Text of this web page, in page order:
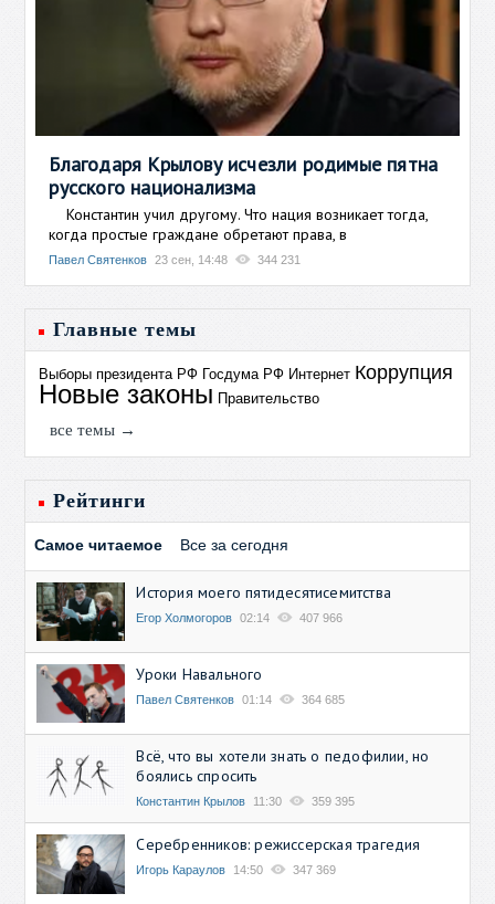
Благодаря Крылову исчезли родимые пятна
русского национализма
Константин учил другому. Что нация возникает тогда,
когда простые граждане обретают права, в
Павел Святенков 23 сен, 14:48 344 231
Главные темы
Выборы президента РФ Госдума РФ Интернет Коррупция
Новые законы Правительство
все темы →
Рейтинги
Самое читаемое Все за сегодня
История моего пятидесятисемитства
Егор Холмогоров 02:14 407 966
Уроки Навального
Павел Святенков 01:14 364 685
Всё, что вы хотели знать о педофилии, но
боялись спросить
Константин Крылов 11:30 359 395
Серебренников: режиссерская трагедия
Игорь Караулов 14:50 347 369